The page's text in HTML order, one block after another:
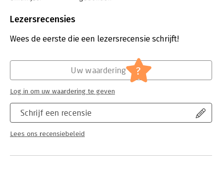
Uitgever:
Verschijningsdatum:
9-4-2026
IT-management / ICT
management
Lezersrecensies
Wees de eerste die een lezersrecensie schrijft!
Schrijf een recensie
Lees ons recensiebeleid
Uw waardering ?
Log in om uw waardering te geven